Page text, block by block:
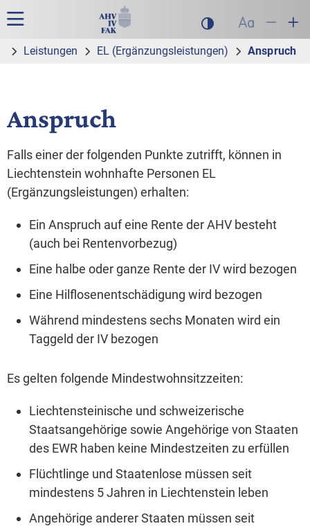
Zur Hauptnavigation
Zum Inhalt
Suche
Hauptnavigation Dunklen Modus
Schrift auf
Schrift
Leistungen EL (Ergänzungs­leistungen) Anspruch
Anspruch
Falls einer der folgenden Punkte zutrifft, können in
Liechtenstein wohnhafte Personen EL
(Ergänzungsleistungen) erhalten:
Ein Anspruch auf eine Rente der AHV besteht
(auch bei Rentenvorbezug)
Eine halbe oder ganze Rente der IV wird bezogen
Eine Hilflosenentschädigung wird bezogen
Während mindestens sechs Monaten wird ein
Taggeld der IV bezogen
Es gelten folgende Mindestwohnsitzzeiten:
Liechtensteinische und schweizerische
Staatsangehörige sowie Angehörige von Staaten
des EWR haben keine Mindestzeiten zu erfüllen
Flüchtlinge und Staatenlose müssen seit
mindestens 5 Jahren in Liechtenstein leben
Angehörige anderer Staaten müssen seit